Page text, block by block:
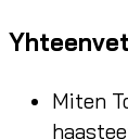
Miten